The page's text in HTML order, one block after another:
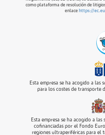
como plataforma de resolución de
enlace https://
Esta empresa se ha acogido a las
para los costes de transporte
Esta empresa se ha acogido a
cofinanciadas por el Fondo
regiones ultraperiféricas para el